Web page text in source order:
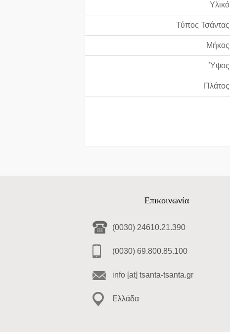
Υλικό
Τύπος Τσάντας
Μήκος
Ύψος
Πλάτος
Επικοινωνία
(0030) 24610.21.390
(0030) 69.800.85.100
info [at] tsanta-tsanta.gr
Ελλάδα